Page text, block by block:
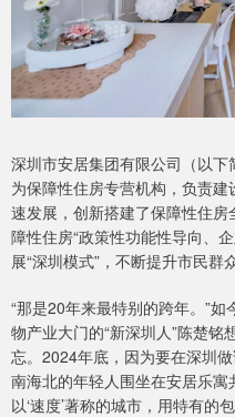
深圳市安居集团有限公司（以下
为保障性住房专营机构，负责
速发展，创新搭建了保障性住
障性住房“政策性功能性导向、
展“深圳模式”，不断提升市民群
“那是20年来最特别的跨年。”
物产业大门的“新深圳人”陈楚
忘。2024年底，因为要在深圳
南海北的年轻人围坐在安居乐
以‘速度’著称的城市，用特有的